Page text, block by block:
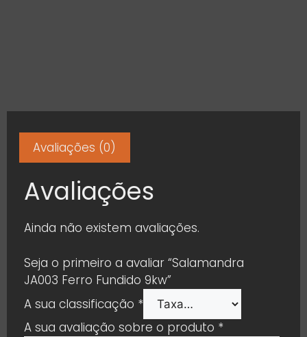
Avaliações (0)
Avaliações
Ainda não existem avaliações.
Seja o primeiro a avaliar “Salamandra
JA003 Ferro Fundido 9kw”
A sua classificação *
A sua avaliação sobre o produto *